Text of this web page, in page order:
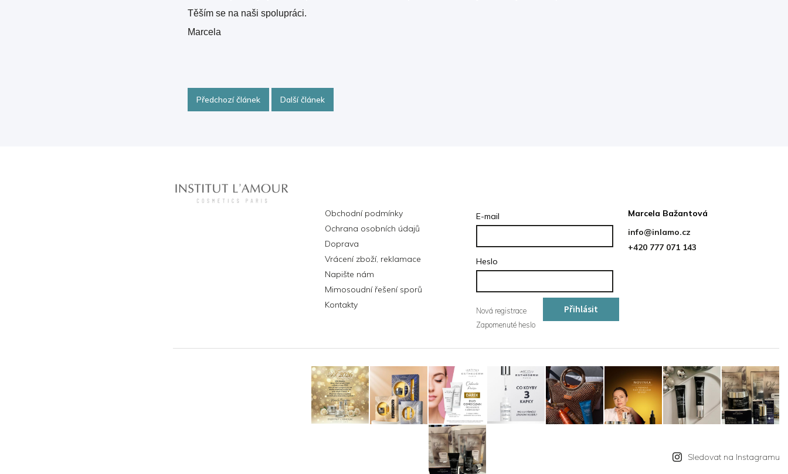
Těším se na naši spolupráci.
Marcela
Předchozí článek Další článek
Obchodní podmínky
Ochrana osobních údajů
Doprava
Vrácení zboží, reklamace
Napište nám
Mimosoudní řešení sporů
Kontakty
E-mail
Heslo
Přihlásit
Nová registrace
Zapomenuté heslo
Marcela Bažantová
info@inlamo.cz
+420 777 071 143
Sledovat na Instagramu